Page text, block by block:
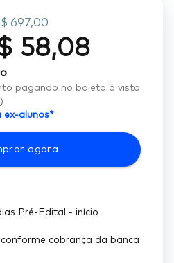
697,00
58,08
pagando no boleto à vista
)
ex-alunos*
agora
Pré-Edital - início
cobrança da banca